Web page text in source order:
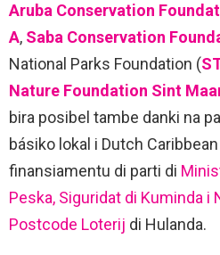
Aruba Conservation
A, Saba Conservation
National Parks Foundation (
Nature Foundation Sint
bira posibel tambe danki na
básiko lokal i Dutch
finansiamentu di parti di
Peska, Siguridat di Kuminda i
Postcode Loterij di Hulanda.